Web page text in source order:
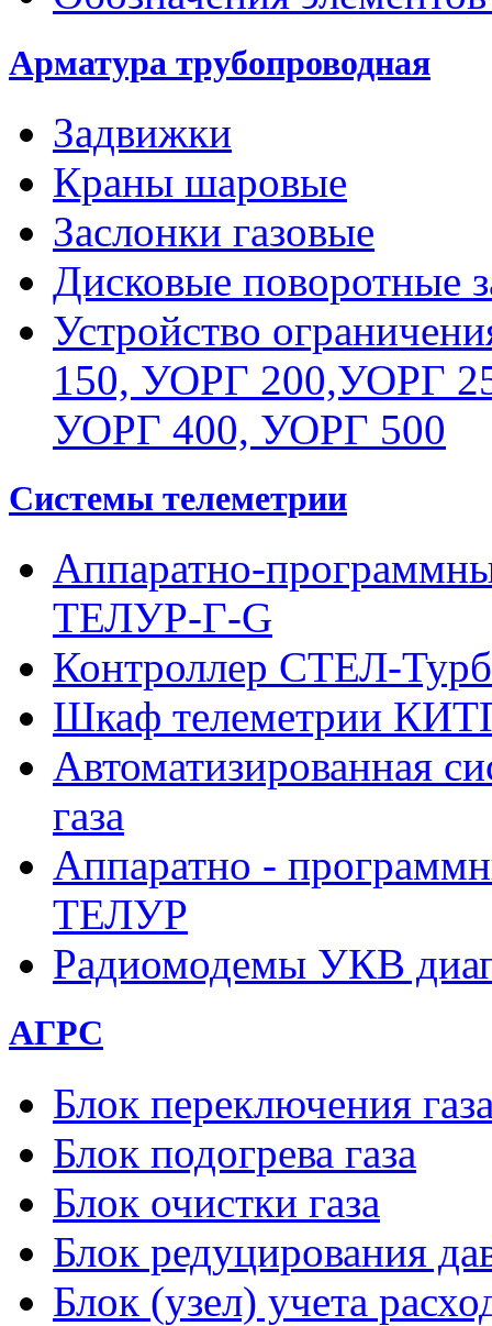
Арматура трубопроводная
Задвижки
Краны шаровые
Заслонки газовые
Дисковые поворотные
Устройство
150, УОРГ 200,УОРГ
УОРГ 400, УОРГ 500
Системы телеметрии
Аппаратно-
ТЕЛУР-Г-G
Контроллер СТЕЛ-
Шкаф телеметрии
Автоматизированная
газа
Аппаратно -
ТЕЛУР
Радиомодемы УКВ
АГРС
Блок переключения
Блок подогрева газа
Блок очистки газа
Блок редуцирования
Блок (узел) учета